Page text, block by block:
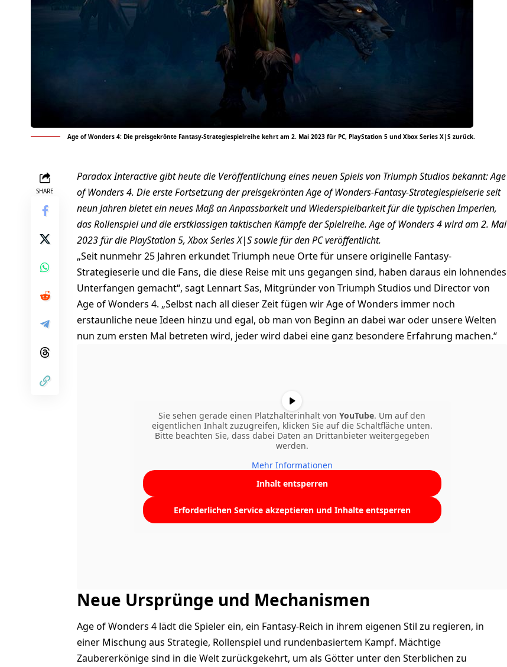
Age of Wonders 4: Die preisgekrönte Fantasy-Strategiespielreihe kehrt am 2. Mai 2023 für PC, PlayStation 5 und Xbox Series X|S zurück.
SHARE
Paradox Interactive gibt heute die Veröffentlichung eines neuen Spiels von Triumph Studios bekannt: Age
of Wonders 4. Die erste Fortsetzung der preisgekrönten Age of Wonders-Fantasy-Strategiespielserie seit
neun Jahren bietet ein neues Maß an Anpassbarkeit und Wiederspielbarkeit für die typischen Imperien,
das Rollenspiel und die erstklassigen taktischen Kämpfe der Spielreihe. Age of Wonders 4 wird am 2. Mai
2023 für die PlayStation 5, Xbox Series X|S sowie für den PC veröffentlicht.
„Seit nunmehr 25 Jahren erkundet Triumph neue Orte für unsere originelle Fantasy-
Strategieserie und die Fans, die diese Reise mit uns gegangen sind, haben daraus ein lohnendes
Unterfangen gemacht“, sagt Lennart Sas, Mitgründer von Triumph Studios und Director von
Age of Wonders 4. „Selbst nach all dieser Zeit fügen wir Age of Wonders immer noch
erstaunliche neue Ideen hinzu und egal, ob man von Beginn an dabei war oder unsere Welten
nun zum ersten Mal betreten wird, jeder wird dabei eine ganz besondere Erfahrung machen.“
Sie sehen gerade einen Platzhalterinhalt vonYouTube. Um auf den
eigentlichen Inhalt zuzugreifen, klicken Sie auf die Schaltfläche unten.
Bitte beachten Sie, dass dabei Daten an Drittanbieter weitergegeben
werden.
Mehr Informationen
Inhalt entsperren
Erforderlichen Service akzeptieren und Inhalte entsperren
Neue Ursprünge und Mechanismen
Age of Wonders 4 lädt die Spieler ein, ein Fantasy-Reich in ihrem eigenen Stil zu regieren, in
einer Mischung aus Strategie, Rollenspiel und rundenbasiertem Kampf. Mächtige
Zaubererkönige sind in die Welt zurückgekehrt, um als Götter unter den Sterblichen zu